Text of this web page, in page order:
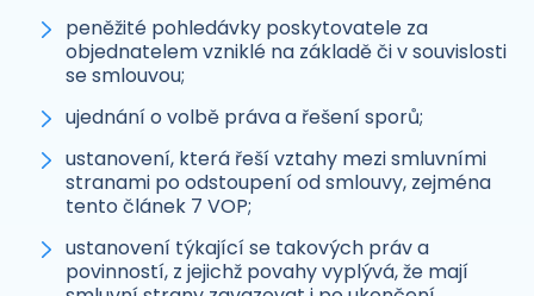
peněžité pohledávky poskytovatele za
objednatelem vzniklé na základě či v souvislosti
se smlouvou;
ujednání o volbě práva a řešení sporů;
ustanovení, která řeší vztahy mezi smluvními
stranami po odstoupení od smlouvy, zejména
tento článek 7 VOP;
ustanovení týkající se takových práv a
povinností, z jejichž povahy vyplývá, že mají